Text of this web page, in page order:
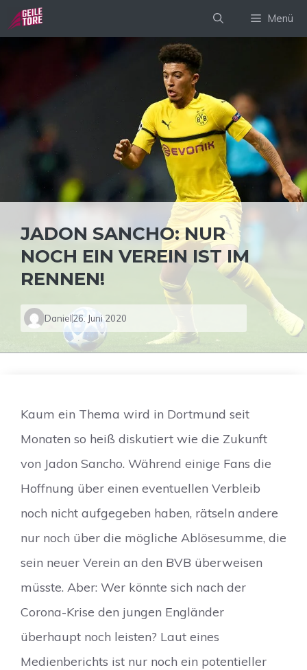
Zum
Inhalt
Menü
JADON SANCHO: NUR
NOCH EIN VEREIN IST IM
RENNEN!
Daniel26. Juni 2020
Kaum ein Thema wird in Dortmund seit
Monaten so heiß diskutiert wie die Zukunft
von Jadon Sancho. Während einige Fans die
Hoffnung über einen eventuellen Verbleib
noch nicht aufgegeben haben, rätseln andere
nur noch über die mögliche Ablösesumme, die
sein neuer Verein an den BVB überweisen
müsste. Aber: Wer könnte sich nach der
Corona-Krise den jungen Engländer
überhaupt noch leisten? Laut eines
Medienberichts ist nur noch ein potentieller